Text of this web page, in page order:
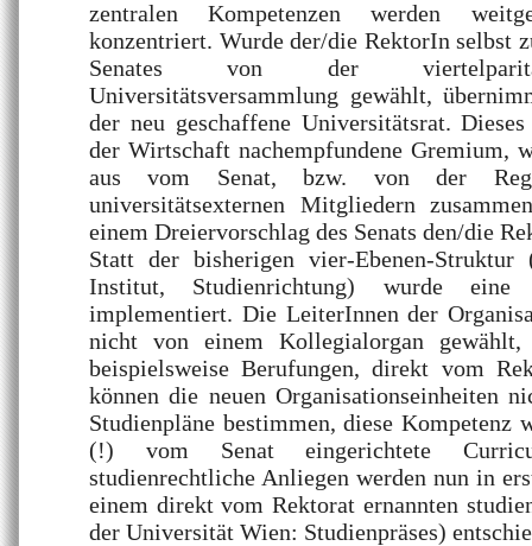
zentralen Kompetenzen werden
konzentriert. Wurde der/die RektorIn selbst
Senates von der
Universitätsversammlung gewählt,
der neu geschaffene Universitätsrat.
der Wirtschaft nachempfundene Gremium,
aus vom Senat, bzw. von der
universitätsexternen Mitgliedern
einem Dreiervorschlag des Senats den/die
Statt der bisherigen vier-Ebenen-Struktur
Institut, Studienrichtung) wurde eine
implementiert. Die LeiterInnen der
nicht von einem Kollegialorgan gewählt,
beispielsweise Berufungen, direkt vom
können die neuen Organisationseinheiten
Studienpläne bestimmen, diese Kompetenz
(!) vom Senat eingerichtete
studienrechtliche Anliegen werden nun in
einem direkt vom Rektorat ernannten
der Universität Wien: Studienpräses)